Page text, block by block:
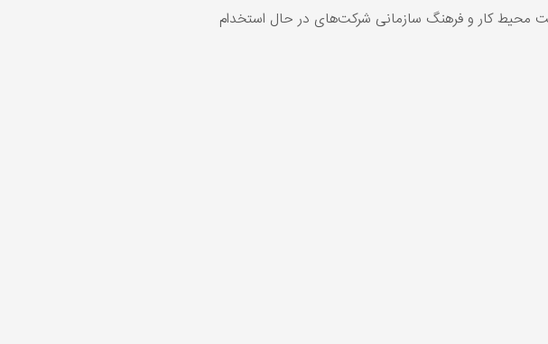
محیط کار و فرهنگ سازمانی شرکت‌های در حال استخدام